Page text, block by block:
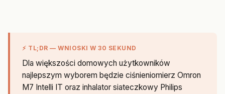
⚡ TL;DR — WNIOSKI W 30 SEKUND
Dla większości domowych użytkowników
najlepszym wyborem będzie ciśnieniomierz Omron
M7 Intelli IT oraz inhalator siateczkowy Philips